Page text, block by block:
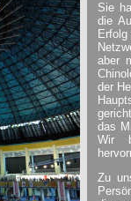
Sie
die
aber
der
das
Wir
Zu